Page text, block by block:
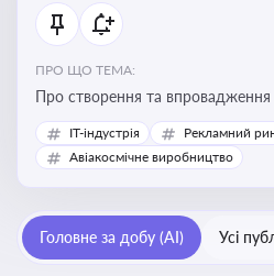
ПРО ЩО ТЕМА:
Про створення та впровадження
покращують ефективність,
можливості технологічних
IT-індустрія
Рекламний
Авіакосмічне виробництво
Головне за добу (AI) Усі